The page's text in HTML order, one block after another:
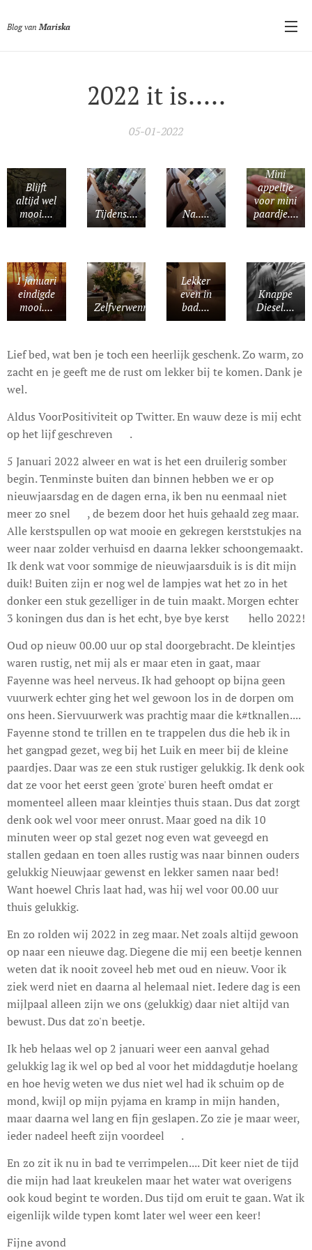
Blog van Mariska
2022 it is.....
05-01-2022
Blijft
altijd wel
mooi....
Tijdens.... Na.....
Mini
appeltje
voor mini
paardje....
1 januari
eindigde
mooi....
Zelfverwennerij....
Lekker
even in
bad....
Knappe
Diesel....
Lief bed, wat ben je toch een heerlijk geschenk. Zo warm, zo
zacht en je geeft me de rust om lekker bij te komen. Dank je
wel.
Aldus VoorPositiviteit op Twitter. En wauw deze is mij echt
op het lijf geschreven ❤.
5 Januari 2022 alweer en wat is het een druilerig somber
begin. Tenminste buiten dan binnen hebben we er op
nieuwjaarsdag en de dagen erna, ik ben nu eenmaal niet
meer zo snel 🙈, de bezem door het huis gehaald zeg maar.
Alle kerstspullen op wat mooie en gekregen kerststukjes na
weer naar zolder verhuisd en daarna lekker schoongemaakt.
Ik denk wat voor sommige de nieuwjaarsduik is is dit mijn
duik! Buiten zijn er nog wel de lampjes wat het zo in het
donker een stuk gezelliger in de tuin maakt. Morgen echter
3 koningen dus dan is het echt, bye bye kerst 🌲 hello 2022!
Oud op nieuw 00.00 uur op stal doorgebracht. De kleintjes
waren rustig, net mij als er maar eten in gaat, maar
Fayenne was heel nerveus. Ik had gehoopt op bijna geen
vuurwerk echter ging het wel gewoon los in de dorpen om
ons heen. Siervuurwerk was prachtig maar die k#tknallen....
Fayenne stond te trillen en te trappelen dus die heb ik in
het gangpad gezet, weg bij het Luik en meer bij de kleine
paardjes. Daar was ze een stuk rustiger gelukkig. Ik denk ook
dat ze voor het eerst geen 'grote' buren heeft omdat er
momenteel alleen maar kleintjes thuis staan. Dus dat zorgt
denk ook wel voor meer onrust. Maar goed na dik 10
minuten weer op stal gezet nog even wat geveegd en
stallen gedaan en toen alles rustig was naar binnen ouders
gelukkig Nieuwjaar gewenst en lekker samen naar bed!
Want hoewel Chris laat had, was hij wel voor 00.00 uur
thuis gelukkig.
En zo rolden wij 2022 in zeg maar. Net zoals altijd gewoon
op naar een nieuwe dag. Diegene die mij een beetje kennen
weten dat ik nooit zoveel heb met oud en nieuw. Voor ik
ziek werd niet en daarna al helemaal niet. Iedere dag is een
mijlpaal alleen zijn we ons (gelukkig) daar niet altijd van
bewust. Dus dat zo'n beetje.
Ik heb helaas wel op 2 januari weer een aanval gehad
gelukkig lag ik wel op bed al voor het middagdutje hoelang
en hoe hevig weten we dus niet wel had ik schuim op de
mond, kwijl op mijn pyjama en kramp in mijn handen,
maar daarna wel lang en fijn geslapen. Zo zie je maar weer,
ieder nadeel heeft zijn voordeel 😉.
En zo zit ik nu in bad te verrimpelen.... Dit keer niet de tijd
die mijn had laat kreukelen maar het water wat overigens
ook koud begint te worden. Dus tijd om eruit te gaan. Wat ik
eigenlijk wilde typen komt later wel weer een keer!
Fijne avond